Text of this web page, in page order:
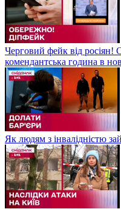
Черговий фейк від росіян!
комендантська година в
Як людям з інвалідністю